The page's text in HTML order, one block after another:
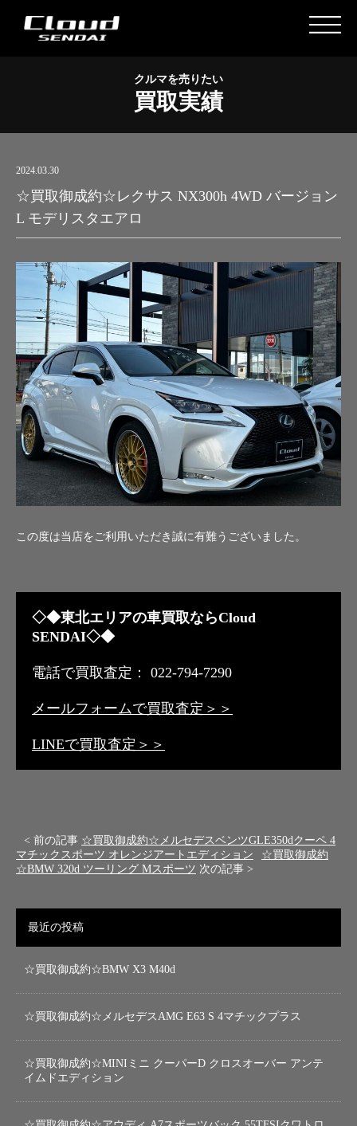
クルマを売りたい
買取実績
2024.03.30
☆買取御成約☆レクサス NX300h 4WD バージョン
L モデリスタエアロ
この度は当店をご利用いただき誠に有難うございました。
◇◆東北エリアの車買取ならCloud
SENDAI◇◆
電話で買取査定： 022-794-7290
メールフォームで買取査定＞＞
LINEで買取査定＞＞
< 前の記事 ☆買取御成約☆メルセデスベンツGLE350dクーペ 4
マチックスポーツ オレンジアートエディション
☆買取御成約
☆BMW 320d ツーリング Mスポーツ 次の記事 >
最近の投稿
☆買取御成約☆BMW X3 M40d
☆買取御成約☆メルセデスAMG E63 S 4マチックプラス
☆買取御成約☆MINIミニ クーパーD クロスオーバー アンテ
イムドエディション